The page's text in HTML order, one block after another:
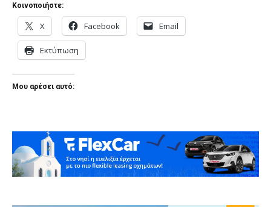
Κοινοποιήστε:
X Facebook Email
Εκτύπωση
Μου αρέσει αυτό: